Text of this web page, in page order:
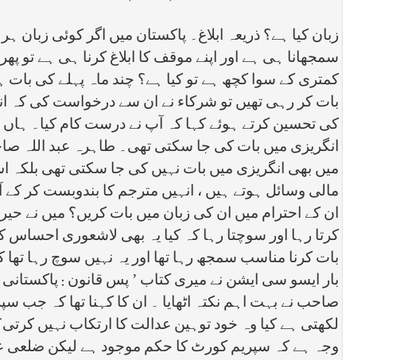
زبان کیا ہے؟ ذریعہ ابلاغ۔ پاکستان میں اگر کوئی
سمجھانا ہی ہے اور اپنے موقف کا ابلاغ کرنا ہی ہے تو
کمتری کے سوا کچھ ہے تو کیا ہے؟ چند ماہ پہلے کی بات
بات کر رہی تھیں تو شرکاء نے ان سے درخواست کی کہ
کی تحسین کرتے ہوئے کہا کہ آپ نے درست کام کیا۔ ہاں
انگریزی میں بات کی جا سکتی تھی۔ طاہرہ عبد
میں بھی انگریزی میں بات نہیں کی جا سکتی تھی
مالی وسائل ہوتے ہیں ، انہیں مترجم کا بندوبست کر
ان کے احترام میں ان کی زبان میں بات کریں؟ میں نے
کرتا رہا اور سوچتا رہا کہ کیا یہ بھی لاشعوری
بات کرنا مناسب سمجھ رہا تھا اور یہ نہیں سوچ رہا
بار ایسو سی ایشن نے میری کتاب ’ پس قانون : پاکستانی
صاحب نے بہت اہم نکتہ اٹھایا ۔ ان کا کہنا تھا کہ
لکھتی ہے کیا وہ خود توہین عدالت کا ارتکاب نہیں
وجہ ہے کہ سپریم کورٹ کا حکم موجود ہے لیکن ضلعی